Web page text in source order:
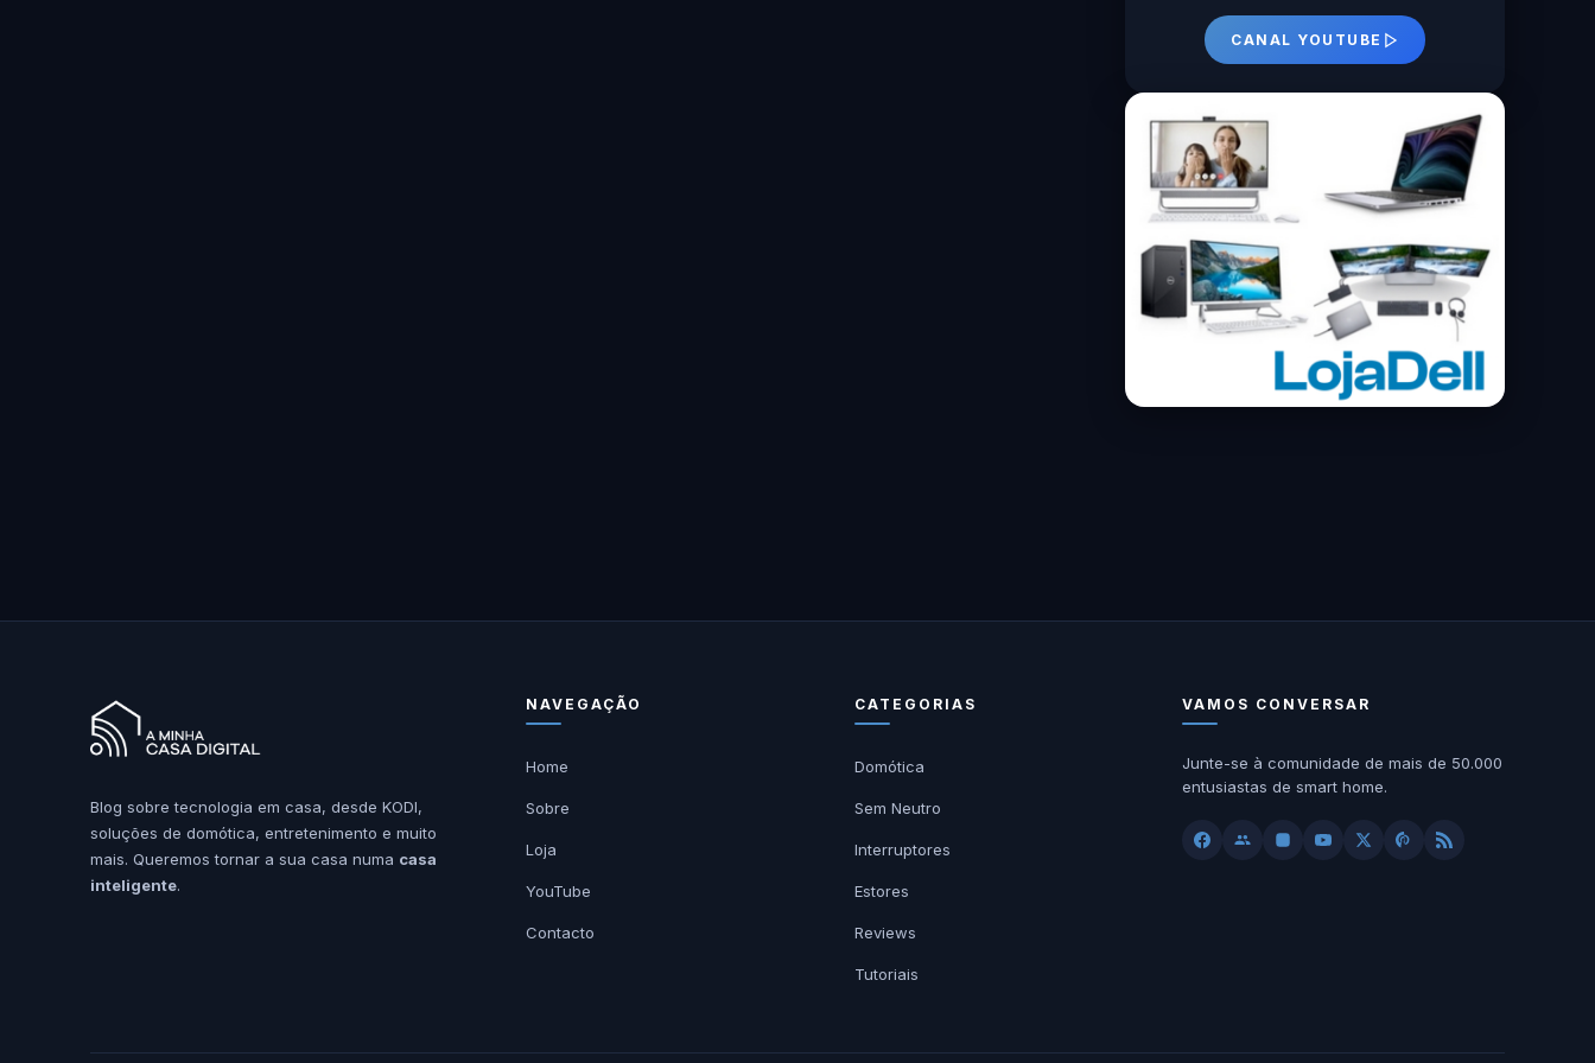
CANAL YOUTUBE
Blog sobre tecnologia em casa, desde KODI,
soluções de domótica, entretenimento e muito
mais. Queremos tornar a sua casa numa casa
inteligente.
NAVEGAÇÃO
Home
Sobre
Loja
YouTube
Contacto
CATEGORIAS
Domótica
Sem Neutro
Interruptores
Estores
Reviews
Tutoriais
VAMOS CONVERSAR
Junte-se à comunidade de mais de 50.000
entusiastas de smart home.